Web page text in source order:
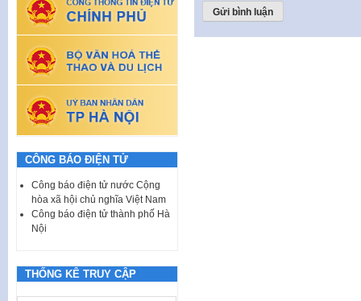
CÔNG BÁO ĐIỆN TỬ
Công báo điện tử nước Cộng
hòa xã hội chủ nghĩa Việt Nam
Công báo điện tử thành phố Hà
Nội
THỐNG KÊ TRUY CẬP